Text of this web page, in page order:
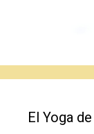
El Yoga